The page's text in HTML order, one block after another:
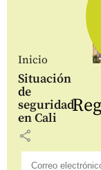
Inicio
Situación
de
seguridad
en Cali
share